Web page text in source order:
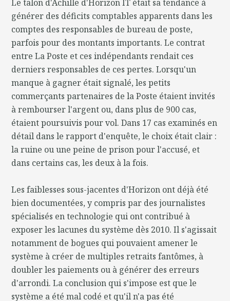
Le talon d'Achille d'Horizon IT était sa tendance à
générer des déficits comptables apparents dans les
comptes des responsables de bureau de poste,
parfois pour des montants importants. Le contrat
entre La Poste et ces indépendants rendait ces
derniers responsables de ces pertes. Lorsqu'un
manque à gagner était signalé, les petits
commerçants partenaires de la Poste étaient invités
à rembourser l'argent ou, dans plus de 900 cas,
étaient poursuivis pour vol. Dans 17 cas examinés en
détail dans le rapport d'enquête, le choix était clair :
la ruine ou une peine de prison pour l'accusé, et
dans certains cas, les deux à la fois.
Les faiblesses sous-jacentes d'Horizon ont déjà été
bien documentées, y compris par des journalistes
spécialisés en technologie qui ont contribué à
exposer les lacunes du système dès 2010. Il s'agissait
notamment de bogues qui pouvaient amener le
système à créer de multiples retraits fantômes, à
doubler les paiements ou à générer des erreurs
d'arrondi. La conclusion qui s'impose est que le
système a été mal codé et qu'il n'a pas été